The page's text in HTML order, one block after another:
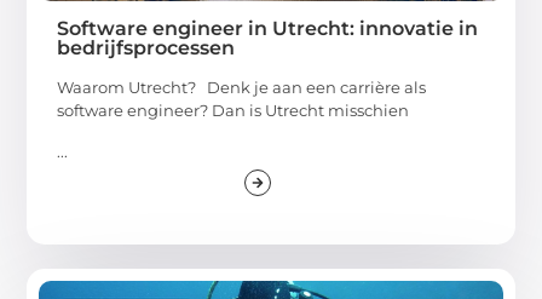
Software engineer in Utrecht: innovatie in
bedrijfsprocessen
Waarom Utrecht? Denk je aan een carrière als
software engineer? Dan is Utrecht misschien
...